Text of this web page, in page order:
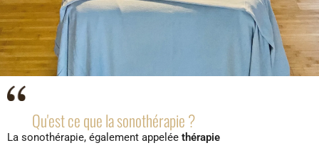
Qu'est ce que la sonothérapie ?
La sonothérapie, également appeléethérapie